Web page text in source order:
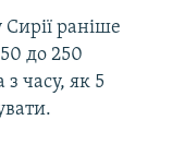
раніше
до 250
з часу, як 5